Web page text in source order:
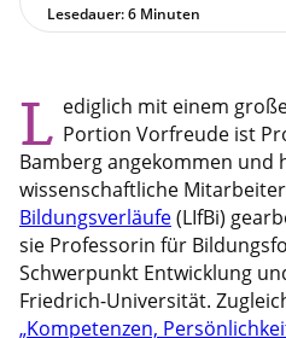
Lesedauer: 6 Minuten
L ediglich mit einem
Portion Vorfreude ist
Bamberg angekommen und
wissenschaftliche
Bildungsverläufe(LIfBi)
sie Professorin für
Schwerpunkt Entwicklung
Friedrich-Universität.
„Kompetenzen,